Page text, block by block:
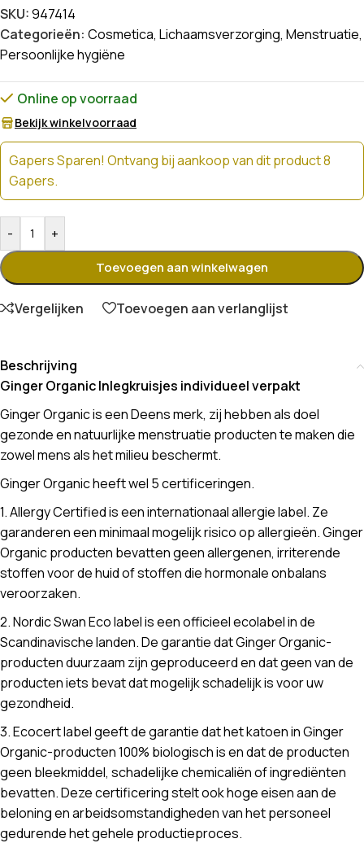
SKU:947414
Categorieën: Cosmetica, Lichaamsverzorging, Menstruatie,
Persoonlijke hygiëne
Online op voorraad
Bekijk winkelvoorraad
Gapers Sparen! Ontvang bij aankoop van dit product 8
Gapers.
- +
Toevoegen aan winkelwagen
Vergelijken Toevoegen aan verlanglijst
Beschrijving
Ginger Organic Inlegkruisjes individueel verpakt
Ginger Organic is een Deens merk, zij hebben als doel
gezonde en natuurlijke menstruatie producten te maken die
zowel mens als het milieu beschermt.
Ginger Organic heeft wel 5 certificeringen.
1. Allergy Certified is een internationaal allergie label. Ze
garanderen een minimaal mogelijk risico op allergieën. Ginger
Organic producten bevatten geen allergenen, irriterende
stoffen voor de huid of stoffen die hormonale onbalans
veroorzaken.
2. Nordic Swan Eco label is een officieel ecolabel in de
Scandinavische landen. De garantie dat Ginger Organic-
producten duurzaam zijn geproduceerd en dat geen van de
producten iets bevat dat mogelijk schadelijk is voor uw
gezondheid.
3. Ecocert label geeft de garantie dat het katoen in Ginger
Organic-producten 100% biologisch is en dat de producten
geen bleekmiddel, schadelijke chemicaliën of ingrediënten
bevatten. Deze certificering stelt ook hoge eisen aan de
beloning en arbeidsomstandigheden van het personeel
gedurende het gehele productieproces.